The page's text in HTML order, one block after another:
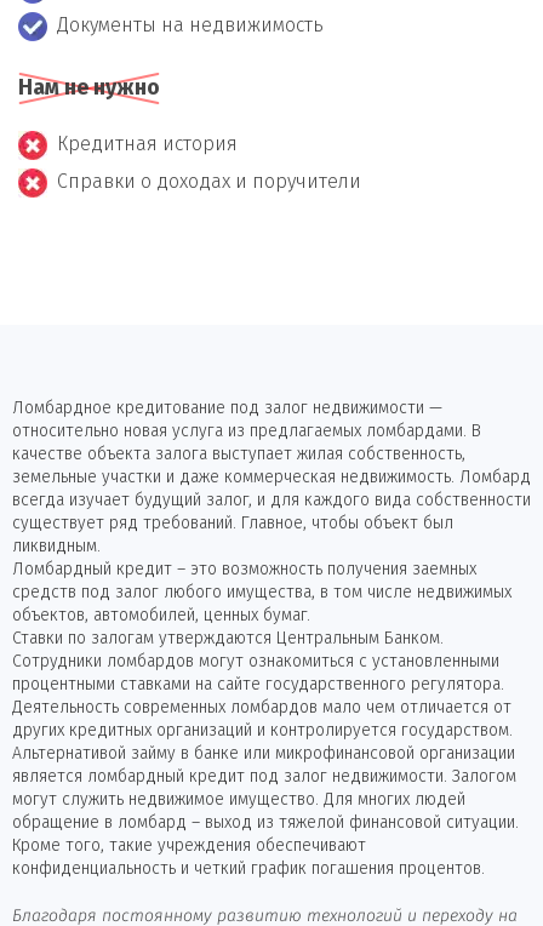
Документы на недвижимость
Нам не нужно
Кредитная история
Справки о доходах и поручители
Ломбардное кредитование под залог недвижимости —
относительно новая услуга из предлагаемых ломбардами. В
качестве объекта залога выступает жилая собственность,
земельные участки и даже коммерческая недвижимость. Ломбард
всегда изучает будущий залог, и для каждого вида собственности
существует ряд требований. Главное, чтобы объект был
ликвидным.
Ломбардный кредит – это возможность получения заемных
средств под залог любого имущества, в том числе недвижимых
объектов, автомобилей, ценных бумаг.
Ставки по залогам утверждаются Центральным Банком.
Сотрудники ломбардов могут ознакомиться с установленными
процентными ставками на сайте государственного регулятора.
Деятельность современных ломбардов мало чем отличается от
других кредитных организаций и контролируется государством.
Альтернативой займу в банке или микрофинансовой организации
является ломбардный кредит под залог недвижимости. Залогом
могут служить недвижимое имущество. Для многих людей
обращение в ломбард – выход из тяжелой финансовой ситуации.
Кроме того, такие учреждения обеспечивают
конфиденциальность и четкий график погашения процентов.
Благодаря постоянному развитию технологий и переходу на